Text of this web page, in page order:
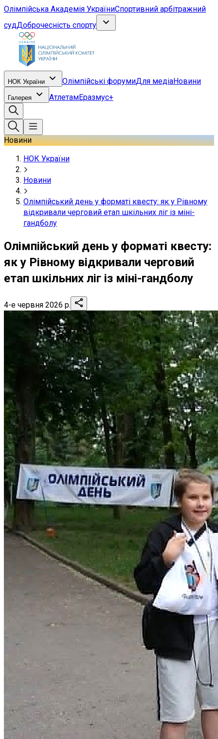
Олімпійська Академія УкраїниСпортивний арбітражний
судДоброчесність спорту
НОК України Олімпійські форумиДля медіаНовини
Галерея АтлетамЕразмус+
Новини
НОК України
Новини
Олімпійський день у форматі квесту: як у Рівному
відкривали черговий етап шкільних ліг із міні-
гандболу
Олімпійський день у форматі квесту:
як у Рівному відкривали черговий
етап шкільних ліг із міні-гандболу
4-е червня 2026 р.